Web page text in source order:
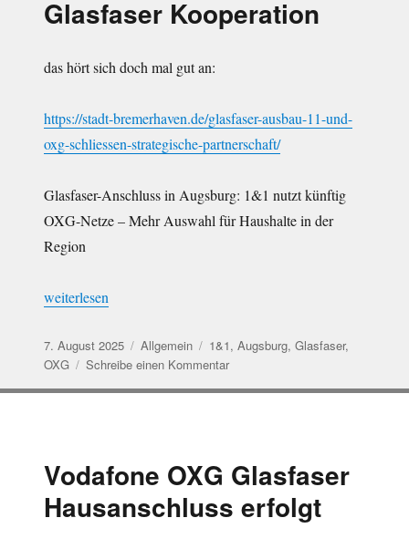
Glasfaser Kooperation
das hört sich doch mal gut an:
https://stadt-bremerhaven.de/glasfaser-ausbau-11-und-
oxg-schliessen-strategische-partnerschaft/
Glasfaser-Anschluss in Augsburg: 1&1 nutzt künftig
OXG-Netze – Mehr Auswahl für Haushalte in der
Region
„1&1 und OXG mit Glasfaser Kooperation“
weiterlesen
Veröffentlicht
am
7. August 2025 Kategorien
Allgemein Schlagwörter
1&1, Augsburg, Glasfaser,
OXG
Schreibe einen Kommentarzu
Kooperation
Vodafone OXG Glasfaser
Hausanschluss erfolgt